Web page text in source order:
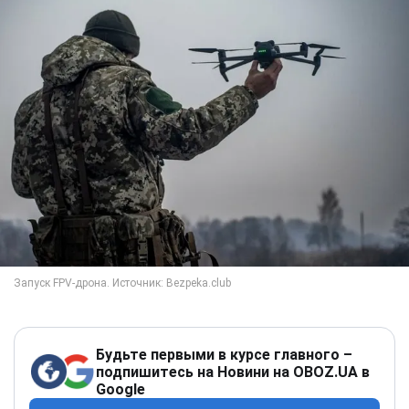
Будьте первыми в курсе главного –
подпишитесь на Новини на OBOZ.UA в
Google